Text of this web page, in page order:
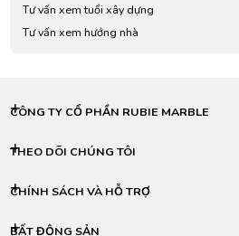
Tỉnh Sơn La
Tỉnh Yên Bái
Tỉnh Lạng Sơn
Tỉnh Bắc Giang
Tỉnh Vĩnh Phúc
Tư vấn xem tuổi xây dựng
Tư vấn xem hướng nhà
CÔNG TY CỔ PHẦN RUBIE MARBLE
THEO DÕI CHÚNG TÔI
CHÍNH SÁCH VÀ HỖ TRỢ
BẤT ĐỘNG SẢN